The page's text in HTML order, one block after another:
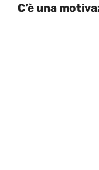
C’è una